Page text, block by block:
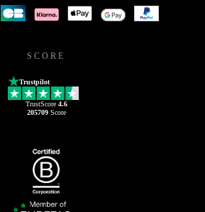
SCORE
Trustpilot
TrustScore 4.6
205709Score